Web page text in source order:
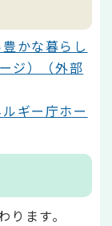
かな暮らし
ジ）（外部
ギー庁ホー
ます。